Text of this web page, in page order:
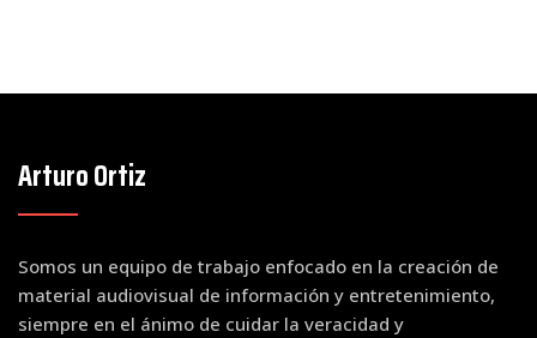
Arturo Ortiz
Somos un equipo de trabajo enfocado en la creación de
material audiovisual de información y entretenimiento,
siempre en el ánimo de cuidar la veracidad y